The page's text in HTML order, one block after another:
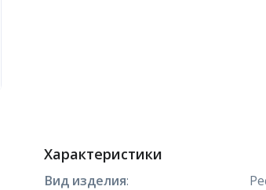
Характеристики
Вид изделия: